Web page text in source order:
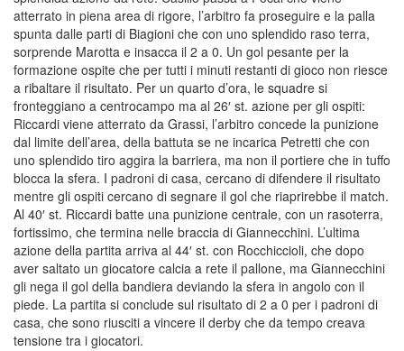
atterrato in piena area di rigore, l’arbitro fa proseguire e la palla
spunta dalle parti di Biagioni che con uno splendido raso terra,
sorprende Marotta e insacca il 2 a 0. Un gol pesante per la
formazione ospite che per tutti i minuti restanti di gioco non riesce
a ribaltare il risultato. Per un quarto d’ora, le squadre si
fronteggiano a centrocampo ma al 26′ st. azione per gli ospiti:
Riccardi viene atterrato da Grassi, l’arbitro concede la punizione
dal limite dell’area, della battuta se ne incarica Petretti che con
uno splendido tiro aggira la barriera, ma non il portiere che in tuffo
blocca la sfera. I padroni di casa, cercano di difendere il risultato
mentre gli ospiti cercano di segnare il gol che riaprirebbe il match.
Al 40′ st. Riccardi batte una punizione centrale, con un rasoterra,
fortissimo, che termina nelle braccia di Giannecchini. L’ultima
azione della partita arriva al 44′ st. con Rocchiccioli, che dopo
aver saltato un giocatore calcia a rete il pallone, ma Giannecchini
gli nega il gol della bandiera deviando la sfera in angolo con il
piede. La partita si conclude sul risultato di 2 a 0 per i padroni di
casa, che sono riusciti a vincere il derby che da tempo creava
tensione tra i giocatori.